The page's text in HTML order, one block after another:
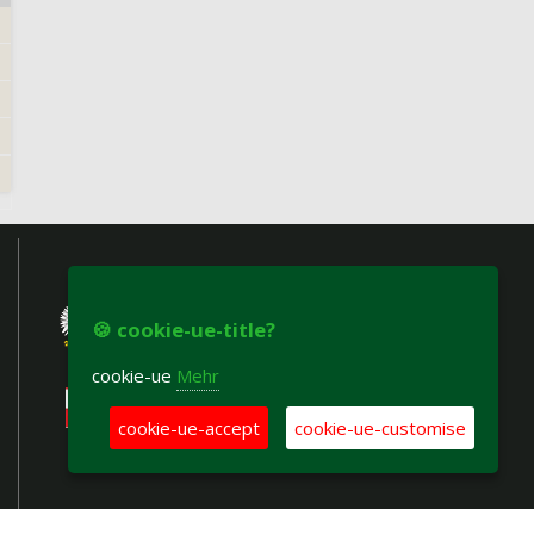
🍪 cookie-ue-title?
cookie-ue Mehr
cookie-ue-accept cookie-ue-customise